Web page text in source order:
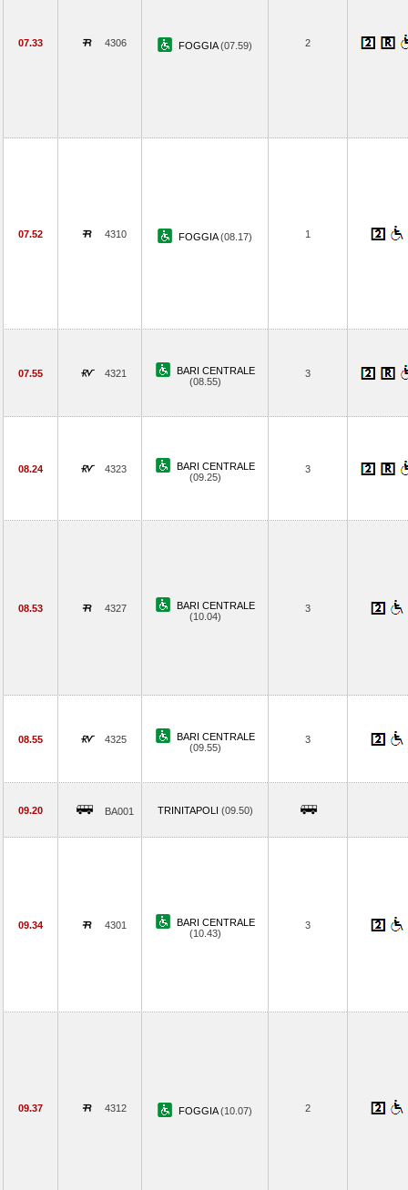
07.33 4306 FOGGIA(07.59) 2
07.52 4310 FOGGIA(08.17) 1
07.55 4321
BARI CENTRALE
(08.55)
3
08.24 4323
BARI CENTRALE
(09.25)
3
08.53 4327
BARI CENTRALE
(10.04)
3
08.55 4325
BARI CENTRALE
(09.55)
3
09.20 BA001 TRINITAPOLI (09.50)
09.34 4301
BARI CENTRALE
(10.43)
3
09.37 4312 FOGGIA(10.07) 2